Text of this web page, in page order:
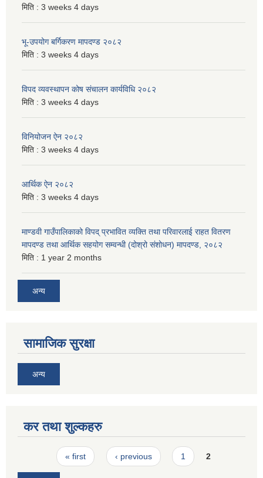
मिति : 3 weeks 4 days
भू-उपयोग बर्गिकरण मापदण्ड २०८२
मिति : 3 weeks 4 days
विपद व्यवस्थापन कोष संचालन कार्यविधि २०८२
मिति : 3 weeks 4 days
विनियोजन ऐन २०८२
मिति : 3 weeks 4 days
आर्थिक ऐन २०८२
मिति : 3 weeks 4 days
माण्डवी गाउँपालिकाको विपद् प्रभावित व्यक्ति तथा परिवारलाई राहत वितरण
मापदण्ड तथा आर्थिक सहयोग सम्वन्धी (दोश्रो संशोधन) मापदण्ड, २०८२
मिति : 1 year 2 months
अन्य
सामाजिक सुरक्षा
अन्य
कर तथा शुल्कहरु
Pages« first ‹ previous 1 2